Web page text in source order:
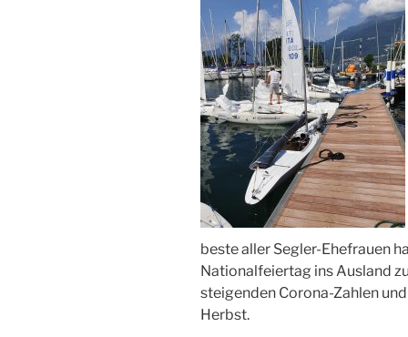
beste aller Segler-Ehefrauen
Nationalfeiertag ins Ausland
steigenden Corona-Zahlen
Herbst.